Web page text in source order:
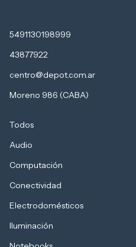
5491130198999
43877922
centro@depot.com.ar
Moreno 986 (CABA)
Todos
Audio
Computación
Conectividad
Electrodomésticos
Iluminación